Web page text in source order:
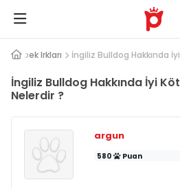
Köpek Irkları İngiliz Bulldog Hakkında
İngiliz Bulldog Hakkında İyi
Nelerdir ?
argun
580 Puan